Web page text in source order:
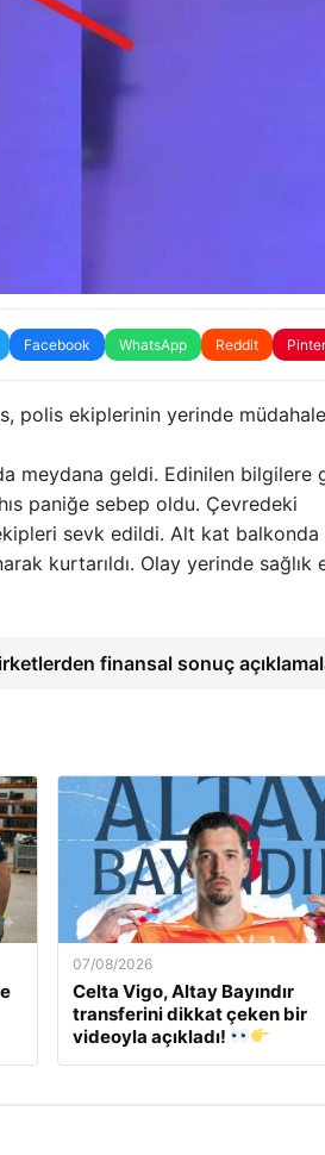
Facebook WhatsApp Reddit
polis ekiplerinin yerinde
meydana geldi. Edinilen bilgilere
paniğe sebep oldu. Çevredeki
sevk edildi. Alt kat balkonda
kurtarıldı. Olay yerinde sağlık
finansal sonuç
07/08/2026
Celta Vigo, Altay Bayındır
transferini dikkat çeken bir
videoyla açıkladı!